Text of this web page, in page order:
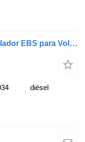
FM12 (01.98-12.05) K021203 modulador EBS para Volvo FM7-FM12, FM, FMX (1998-2014) camión
diésel